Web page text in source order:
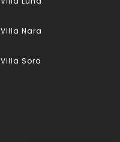
Villa Nara
Villa Sora